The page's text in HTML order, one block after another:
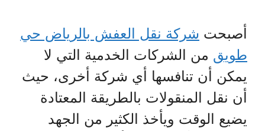
أصبحت شركة نقل العفش بالرياض حي
طويق من الشركات الخدمية التي لا
يمكن أن تنافسها أي شركة أخرى، حيث
أن نقل المنقولات بالطريقة المعتادة
يضيع الوقت ويأخذ الكثير من الجهد